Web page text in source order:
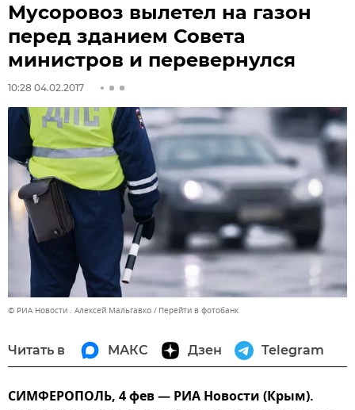
Мусоровоз вылетел на газон
перед зданием Совета
министров и перевернулся
10:28 04.02.2017
© РИА Новости . Алексей Мальгавко Перейти в фотобанк
Читать в МАКС Дзен Telegram
СИМФЕРОПОЛЬ, 4 фев — РИА Новости (Крым).